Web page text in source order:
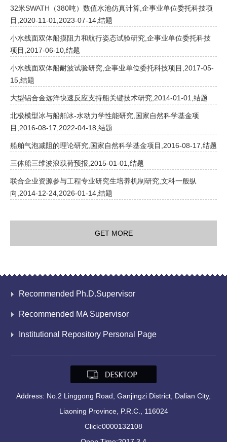
32米SWATH（380吨）数值水池仿真计算,企事业单位委托科技项
目,2020-11-01,2023-07-14,结题
小水线面双体船摸阻力和航行姿态试验研究,企事业单位委托科技
项目,2017-06-10,结题
小水线面双体船耐波试验研究,企事业单位委托科技项目,2017-05-
15,结题
大型铝合金远洋快速反应支持船关键技术研究,2014-01-01,结题
北极模型冰与船舶冰-水动力学性能研究,国家自然科学基金项
目,2016-08-17,2022-04-18,结题
船舶气泡减阻的理论研究,国家自然科学基金项目,2016-08-17,结题
三体船三维波浪载荷预报,2015-01-01,结题
联合企业资源参与工程专业研究生培养机制研究,文科一般纵
向,2014-12-24,2026-01-14,结题
GET MORE
Recommended Ph.D.Supervisor
Recommended MA Supervisor
Institutional Repository Personal Page
Address: No.2 Linggong Road, Ganjingzi District, Dalian City,
Liaoning Province, P.R.C., 116024
Click:0000132108